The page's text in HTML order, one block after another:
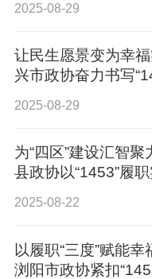
2025-08-29
让民生愿景变为幸
兴市政协奋力书写
2025-08-29
为“四区”建设汇智聚
县政协以“1453”履
2025-08-22
以履职“三度”赋能幸
浏阳市政协紧扣